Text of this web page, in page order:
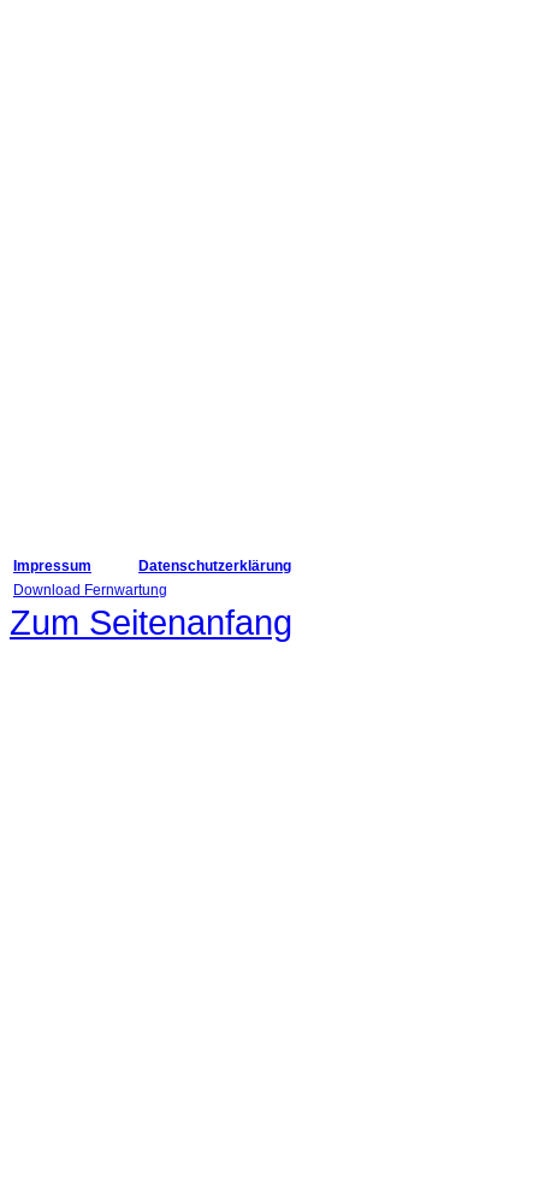
Impressum
Datenschutzerklärung
Download Fernwartung
Zum Seitenanfang